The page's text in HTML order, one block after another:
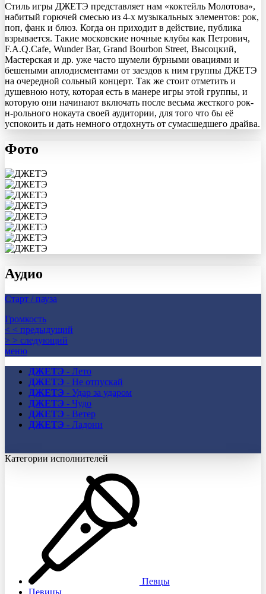
Стиль игры ДЖЕТЭ представляет нам «коктейль Молотова»,
набитый горючей смесью из 4-х музыкальных элементов: рок,
поп, фанк и блюз. Когда он приходит в действие, публика
взрывается. Такие московские ночные клубы как Петрович,
F.A.Q.Cafe, Wunder Bar, Grand Bourbon Street, Высоцкий,
Мастерская и др. уже часто шумели бурными овациями и
бешеными аплодисментами от заездов к ним группы ДЖЕТЭ
на очередной сольный концерт. Так же стоит отметить и
душевною ноту, которая есть в манере игры этой группы, и
которую они начинают включать после весьма жесткого рок-
н-рольного нокаута своей аудитории, для того что бы её
успокоить и дать немного отдохнуть от сумасшедшего драйва.
Фото
Аудио
Старт / пауза
Громкость
< < предыдущий
> > следующий
меню
ДЖЕТЭ - Лето
ДЖЕТЭ - Не отпускай
ДЖЕТЭ - Удар за ударом
ДЖЕТЭ - Чудо
ДЖЕТЭ - Ветер
ДЖЕТЭ - Ладони
Категории исполнителей
Певцы
Певицы